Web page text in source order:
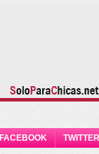
FACEBOOK TWITTER